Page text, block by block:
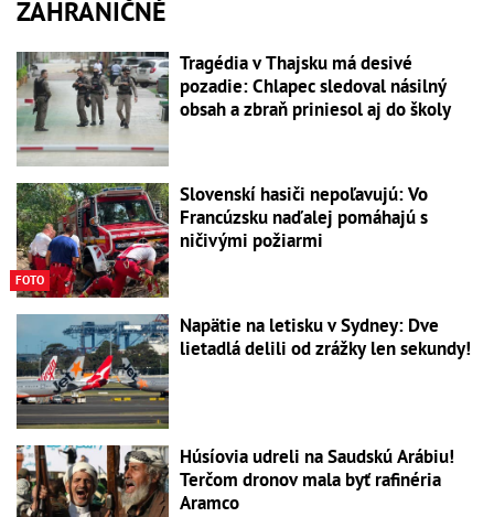
ZAHRANIČNÉ
Tragédia v Thajsku má desivé
pozadie: Chlapec sledoval násilný
obsah a zbraň priniesol aj do školy
FOTO
Slovenskí hasiči nepoľavujú: Vo
Francúzsku naďalej pomáhajú s
ničivými požiarmi
Napätie na letisku v Sydney: Dve
lietadlá delili od zrážky len sekundy!
Húsíovia udreli na Saudskú Arábiu!
Terčom dronov mala byť rafinéria
Aramco